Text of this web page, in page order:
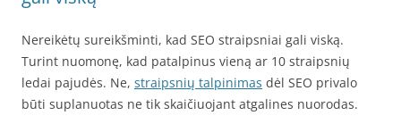
Nereikėtų sureikšminti, kad SEO straipsniai gali viską.
Turint nuomonę, kad patalpinus vieną ar 10 straipsnių
ledai pajudės. Ne, straipsnių talpinimas dėl SEO privalo
būti suplanuotas ne tik skaičiuojant atgalines nuorodas.